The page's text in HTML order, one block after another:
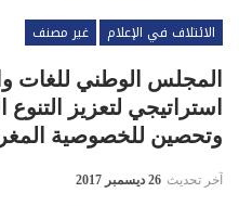
الائتلاف في الإعلام
غير مصنف
المجلس الوطني للغات
استراتيجي لتعزيز التنوع
وتحصين للخصوصية
آخر تحديث 26 ديسمبر 2017